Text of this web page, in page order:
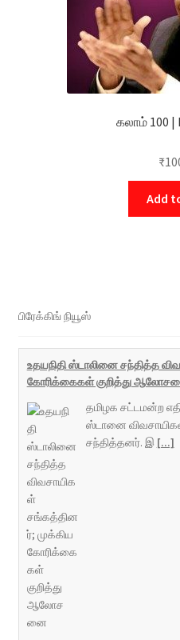
கலாம் 100 |
₹
Add
பிரேக்கிங் நியூஸ்
உதயநிதி ஸ்டாலினை சந்தித்த
கோரிக்கைகள் குறித்து
தமிழக சட்டமன்ற
ஸ்டானை விவசாயிகள்
சந்தித்தனர். இ [...]